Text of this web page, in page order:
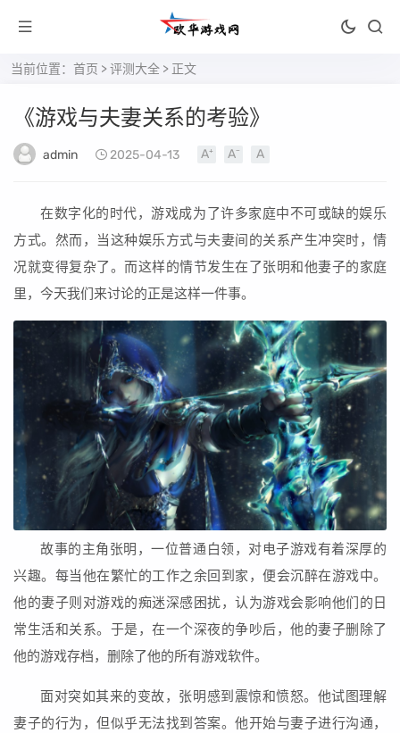
当前位置： 首页 >评测大全 > 正文
《游戏与夫妻关系的考验》
admin 2025-04-13
在数字化的时代，游戏成为了许多家庭中不可或缺的娱乐
方式。然而，当这种娱乐方式与夫妻间的关系产生冲突时，情
况就变得复杂了。而这样的情节发生在了张明和他妻子的家庭
里，今天我们来讨论的正是这样一件事。
故事的主角张明，一位普通白领，对电子游戏有着深厚的
兴趣。每当他在繁忙的工作之余回到家，便会沉醉在游戏中。
他的妻子则对游戏的痴迷深感困扰，认为游戏会影响他们的日
常生活和关系。于是，在一个深夜的争吵后，他的妻子删除了
他的游戏存档，删除了他的所有游戏软件。
面对突如其来的变故，张明感到震惊和愤怒。他试图理解
妻子的行为，但似乎无法找到答案。他开始与妻子进行沟通，